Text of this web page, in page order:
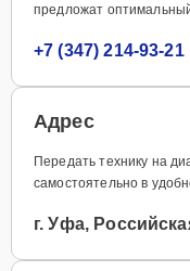
предложат
+7 (347) 214-93-21
Адрес
Передать технику на
самостоятельно в
г. Уфа,